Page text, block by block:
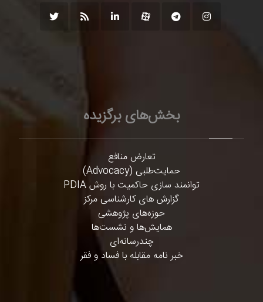
بخش‌های برگزیده
تعارض منافع
حمایت‌طلبی (Advocacy)
توانمند سازی حاکمیت با روش PDIA
گزارش های کارشناسی مرکز
حوزه‌های پژوهشی
همایش‌ها و نشست‌ها
چندرسانه‌ای
خبر نامه مقابله با فساد و فقر